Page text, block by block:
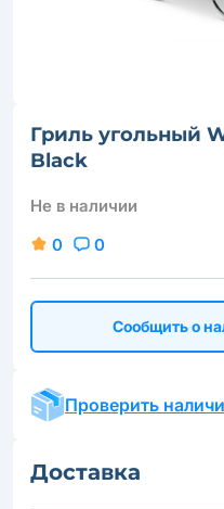
Гриль угольный
Black
Не в наличии
0 0
Сообщить о
Проверить
Доставка